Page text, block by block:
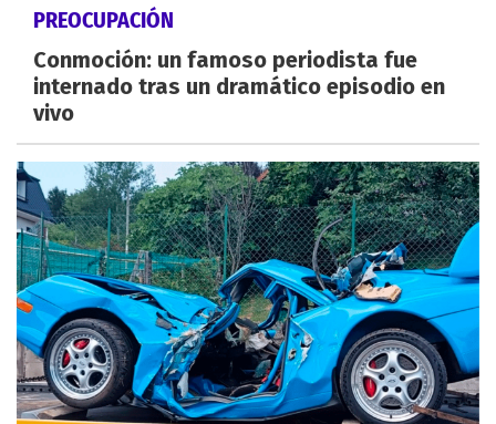
PREOCUPACIÓN
Conmoción: un famoso periodista fue
internado tras un dramático episodio en
vivo